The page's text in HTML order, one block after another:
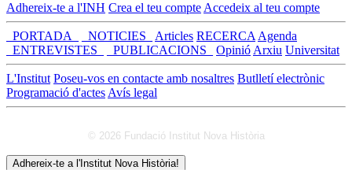
Adhereix-te a l'INH Crea el teu compte Accedeix al teu compte
_PORTADA_ _NOTICIES_ Articles RECERCA Agenda
_ENTREVISTES_
_PUBLICACIONS_ Opinió Arxiu Universitat
L'Institut Poseu-vos en contacte amb nosaltres Butlletí electrònic
Programació d'actes Avís legal
© 2026 Fundació Institut Nova Història
Adhereix-te a l'Institut Nova Història!